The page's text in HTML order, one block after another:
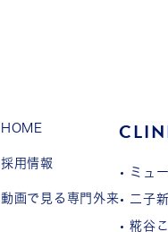
HOME
採用情報
動画で見る専門外来
ミュ
二子
糀谷